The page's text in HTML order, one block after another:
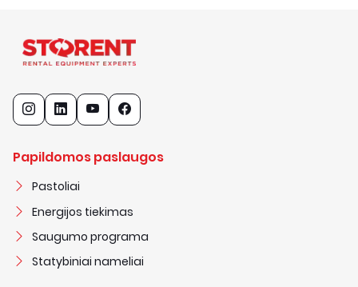
Papildomos paslaugos
Pastoliai
Energijos tiekimas
Saugumo programa
Statybiniai nameliai